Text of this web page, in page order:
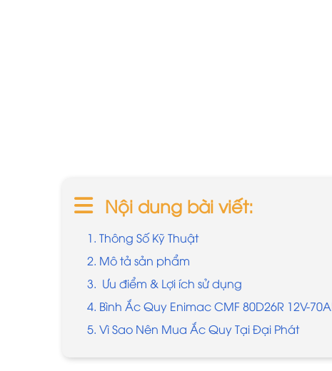
Nội dung bài viết:
1. Thông Số Kỹ Thuật
2. Mô tả sản phẩm
3. Ưu điểm & Lợi ích sử dụng
4. Bình Ắc Quy Enimac CMF 80D26R 12V-
5. Vì Sao Nên Mua Ắc Quy Tại Đại Phát